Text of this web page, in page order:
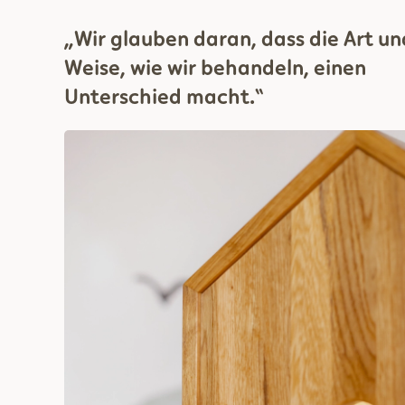
„Wir glauben daran, dass die Art
Weise, wie wir behandeln, einen
Unterschied macht.“